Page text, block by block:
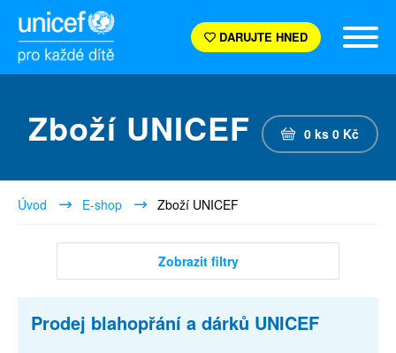
DARUJTE HNED
Zboží UNICEF 0 ks 0 Kč
Úvod E-shop Zboží UNICEF
Zobrazit filtry
Prodej blahopřání a dárků UNICEF